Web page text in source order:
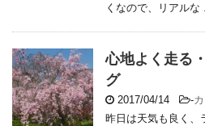
くなので、リアルな
心地よく走る
グ
2017/04/14 -
昨日は天気も良く、